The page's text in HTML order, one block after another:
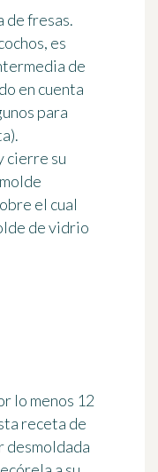
de fresas.
es
de
en cuenta
para
cierre su
el cual
de vidrio
lo menos 12
receta de
desmoldada